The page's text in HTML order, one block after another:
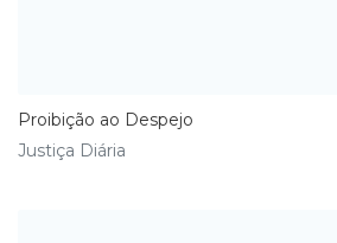
Proibição ao Despejo
Justiça Diária